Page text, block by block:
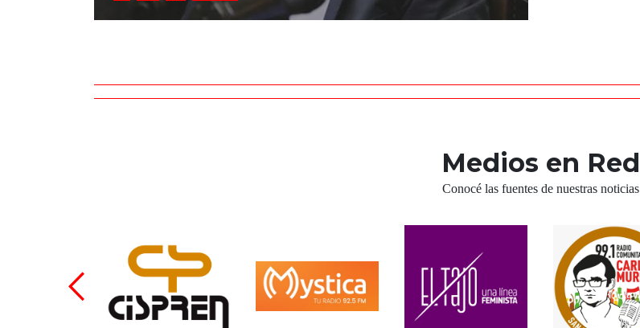
Medios en Red
Conocé las fuentes de nuestras noticias